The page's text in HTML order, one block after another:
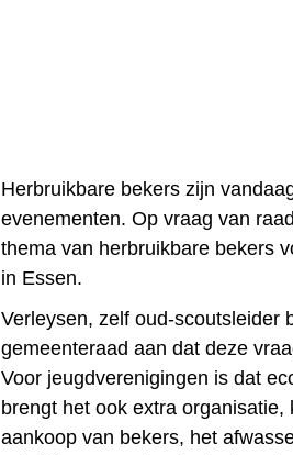
Herbruikbare bekers zijn
evenementen. Op vraag van
thema van herbruikbare bekers
in Essen.
Verleysen, zelf oud-scoutsleider
gemeenteraad aan dat deze
Voor jeugdverenigingen is dat
brengt het ook extra
aankoop van bekers, het